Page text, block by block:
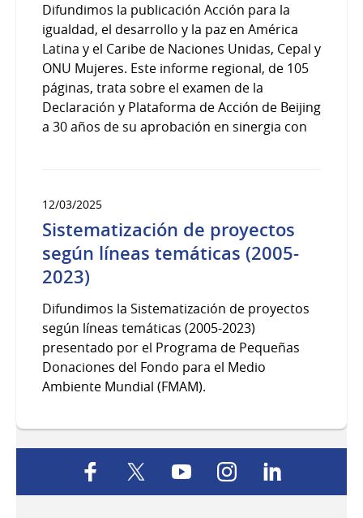
Difundimos la publicación Acción para la
igualdad, el desarrollo y la paz en América
Latina y el Caribe de Naciones Unidas, Cepal y
ONU Mujeres. Este informe regional, de 105
páginas, trata sobre el examen de la
Declaración y Plataforma de Acción de Beijing
a 30 años de su aprobación en sinergia con
12/03/2025
Sistematización de proyectos
según líneas temáticas (2005-
2023)
Difundimos la Sistematización de proyectos
según líneas temáticas (2005-2023)
presentado por el Programa de Pequeñas
Donaciones del Fondo para el Medio
Ambiente Mundial (FMAM).
facebook twitter youtube instagram